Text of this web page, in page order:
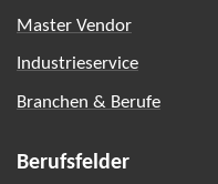
Master Vendor
Industrieservice
Branchen & Berufe
Berufsfelder